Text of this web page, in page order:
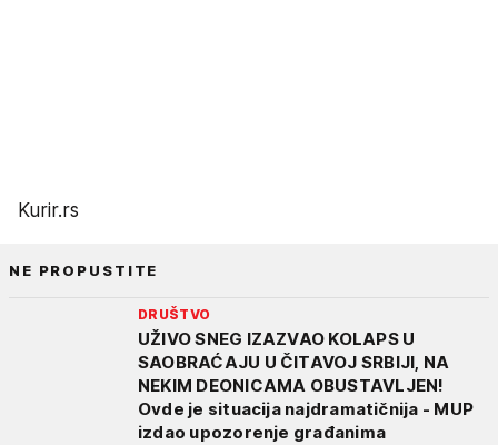
Kurir.rs
NE PROPUSTITE
DRUŠTVO
UŽIVO SNEG IZAZVAO KOLAPS U
SAOBRAĆAJU U ČITAVOJ SRBIJI, NA
NEKIM DEONICAMA OBUSTAVLJEN!
Ovde je situacija najdramatičnija - MUP
izdao upozorenje građanima